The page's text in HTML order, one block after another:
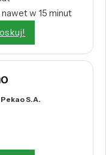
w 15 minut
S.A.